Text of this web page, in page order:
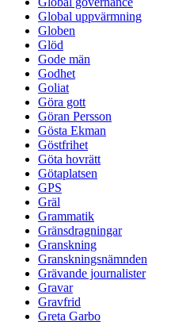
Global uppvärmning
Globen
Glöd
Gode män
Godhet
Goliat
Göra gott
Göran Persson
Gösta Ekman
Göstfrihet
Göta hovrätt
Götaplatsen
GPS
Gräl
Grammatik
Gränsdragningar
Granskning
Granskningsnämnden
Grävande journalister
Gravar
Gravfrid
Greta Garbo